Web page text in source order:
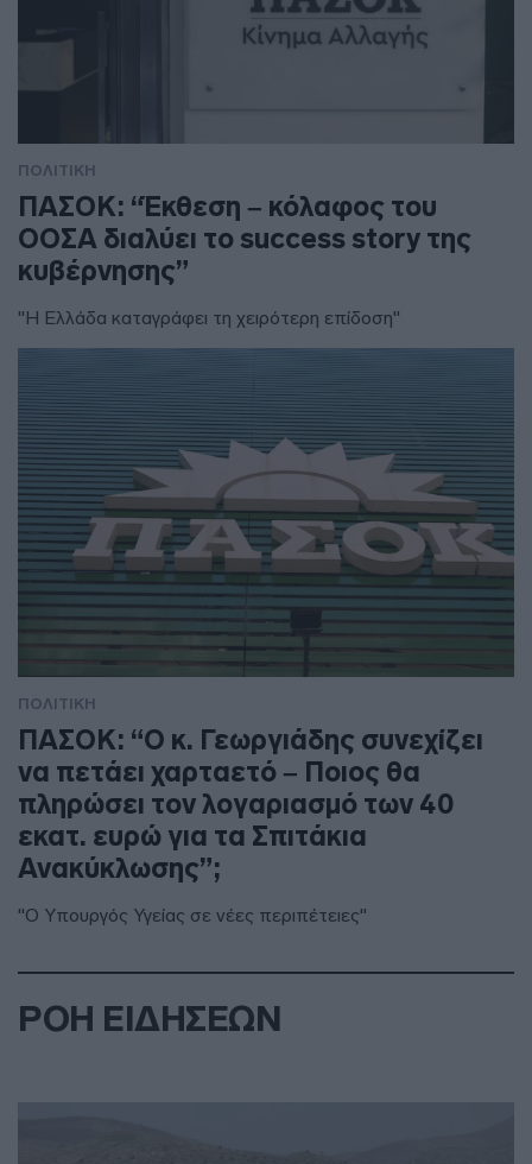
ΠΟΛΙΤΙΚΗ
ΠΑΣΟΚ: “Έκθεση – κόλαφος του
ΟΟΣΑ διαλύει το success story της
κυβέρνησης”
"Η Ελλάδα καταγράφει τη χειρότερη επίδοση"
ΠΟΛΙΤΙΚΗ
ΠΑΣΟΚ: “Ο κ. Γεωργιάδης συνεχίζει
να πετάει χαρταετό – Ποιος θα
πληρώσει τον λογαριασμό των 40
εκατ. ευρώ για τα Σπιτάκια
Ανακύκλωσης”;
"Ο Υπουργός Υγείας σε νέες περιπέτειες"
ΡΟΗ ΕΙΔΗΣΕΩΝ